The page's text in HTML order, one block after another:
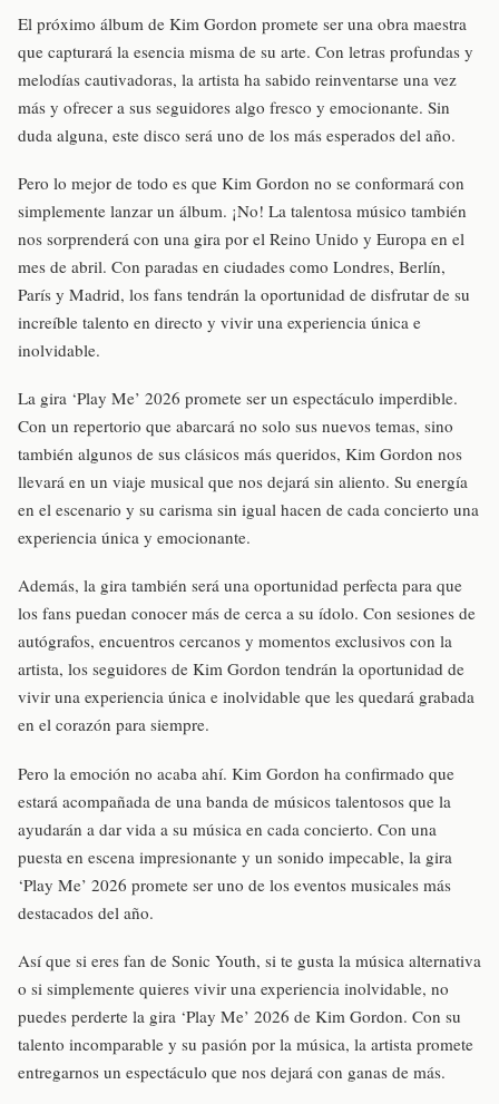
El próximo álbum de Kim Gordon promete ser una obra maestra
que capturará la esencia misma de su arte. Con letras profundas y
melodías cautivadoras, la artista ha sabido reinventarse una vez
más y ofrecer a sus seguidores algo fresco y emocionante. Sin
duda alguna, este disco será uno de los más esperados del año.
Pero lo mejor de todo es que Kim Gordon no se conformará con
simplemente lanzar un álbum. ¡No! La talentosa músico también
nos sorprenderá con una gira por el Reino Unido y Europa en el
mes de abril. Con paradas en ciudades como Londres, Berlín,
París y Madrid, los fans tendrán la oportunidad de disfrutar de su
increíble talento en directo y vivir una experiencia única e
inolvidable.
La gira ‘Play Me’ 2026 promete ser un espectáculo imperdible.
Con un repertorio que abarcará no solo sus nuevos temas, sino
también algunos de sus clásicos más queridos, Kim Gordon nos
llevará en un viaje musical que nos dejará sin aliento. Su energía
en el escenario y su carisma sin igual hacen de cada concierto una
experiencia única y emocionante.
Además, la gira también será una oportunidad perfecta para que
los fans puedan conocer más de cerca a su ídolo. Con sesiones de
autógrafos, encuentros cercanos y momentos exclusivos con la
artista, los seguidores de Kim Gordon tendrán la oportunidad de
vivir una experiencia única e inolvidable que les quedará grabada
en el corazón para siempre.
Pero la emoción no acaba ahí. Kim Gordon ha confirmado que
estará acompañada de una banda de músicos talentosos que la
ayudarán a dar vida a su música en cada concierto. Con una
puesta en escena impresionante y un sonido impecable, la gira
‘Play Me’ 2026 promete ser uno de los eventos musicales más
destacados del año.
Así que si eres fan de Sonic Youth, si te gusta la música alternativa
o si simplemente quieres vivir una experiencia inolvidable, no
puedes perderte la gira ‘Play Me’ 2026 de Kim Gordon. Con su
talento incomparable y su pasión por la música, la artista promete
entregarnos un espectáculo que nos dejará con ganas de más.